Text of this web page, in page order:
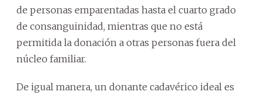
de personas emparentadas hasta el cuarto grado
de consanguinidad, mientras que no está
permitida la donación a otras personas fuera del
núcleo familiar.
De igual manera, un donante cadavérico ideal es